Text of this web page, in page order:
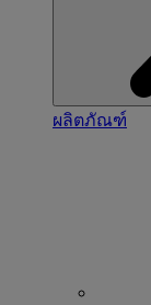
ผลิตภัณฑ์